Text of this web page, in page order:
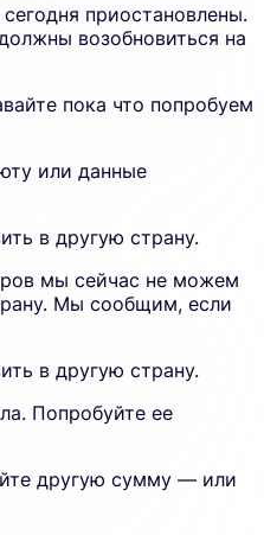
to
an
the
приостановлены.
возобновиться на
пока что попробуем
или данные
в другую страну.
мы сейчас не можем
Мы сообщим, если
в другую страну.
Попробуйте ее
другую сумму — или